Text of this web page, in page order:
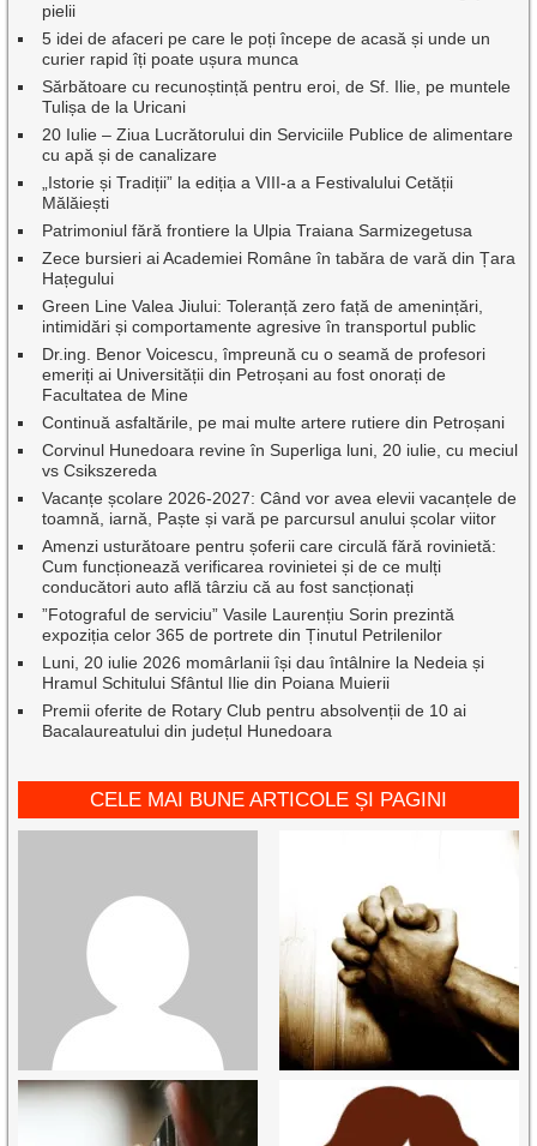
pielii
5 idei de afaceri pe care le poți începe de acasă și unde un
curier rapid îți poate ușura munca
Sărbătoare cu recunoștință pentru eroi, de Sf. Ilie, pe muntele
Tulișa de la Uricani
20 Iulie – Ziua Lucrătorului din Serviciile Publice de alimentare
cu apă și de canalizare
„Istorie și Tradiții” la ediția a VIII-a a Festivalului Cetății
Mălăiești
Patrimoniul fără frontiere la Ulpia Traiana Sarmizegetusa
Zece bursieri ai Academiei Române în tabăra de vară din Țara
Hațegului
Green Line Valea Jiului: Toleranță zero față de amenințări,
intimidări și comportamente agresive în transportul public
Dr.ing. Benor Voicescu, împreună cu o seamă de profesori
emeriți ai Universității din Petroșani au fost onorați de
Facultatea de Mine
Continuă asfaltările, pe mai multe artere rutiere din Petroșani
Corvinul Hunedoara revine în Superliga luni, 20 iulie, cu meciul
vs Csikszereda
Vacanțe școlare 2026-2027: Când vor avea elevii vacanțele de
toamnă, iarnă, Paște și vară pe parcursul anului școlar viitor
Amenzi usturătoare pentru șoferii care circulă fără rovinietă:
Cum funcționează verificarea rovinietei și de ce mulți
conducători auto află târziu că au fost sancționați
”Fotograful de serviciu” Vasile Laurențiu Sorin prezintă
expoziția celor 365 de portrete din Ținutul Petrilenilor
Luni, 20 iulie 2026 momârlanii își dau întâlnire la Nedeia și
Hramul Schitului Sfântul Ilie din Poiana Muierii
Premii oferite de Rotary Club pentru absolvenții de 10 ai
Bacalaureatului din județul Hunedoara
CELE MAI BUNE ARTICOLE ȘI PAGINI